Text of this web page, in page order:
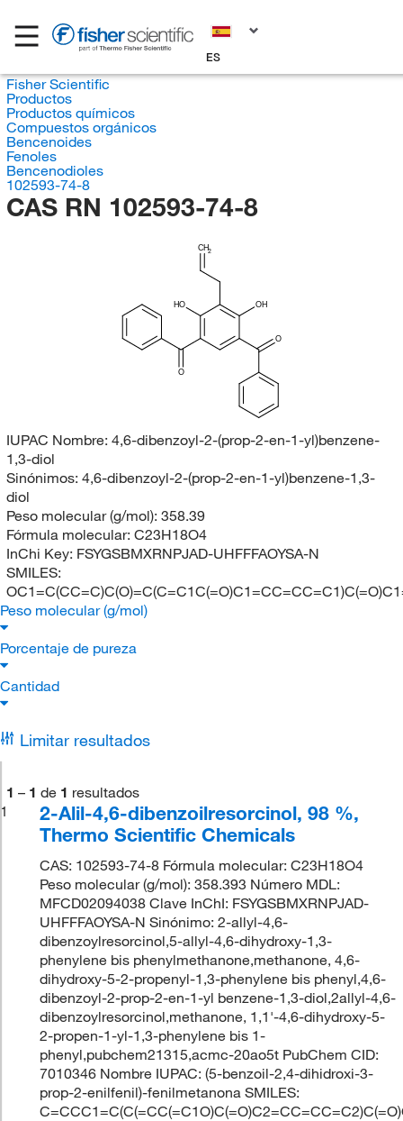
ES
Fisher Scientific
Productos
Productos químicos
Compuestos orgánicos
Bencenoides
Fenoles
Bencenodioles
102593-74-8
CAS RN 102593-74-8
CH2
HO
O
O
OH
IUPAC Nombre: 4,6-dibenzoyl-2-(prop-2-en-1-yl)benzene-
1,3-diol
Sinónimos: 4,6-dibenzoyl-2-(prop-2-en-1-yl)benzene-1,3-
diol
Peso molecular (g/mol): 358.39
Fórmula molecular: C23H18O4
InChi Key: FSYGSBMXRNPJAD-UHFFFAOYSA-N
SMILES:
Peso molecular (g/mol)
Porcentaje de pureza
Cantidad
Limitar resultados
1 – 1 de 1 resultados
1
2-Alil-4,6-dibenzoilresorcinol, 98 %,
Thermo Scientific Chemicals
CAS: 102593-74-8 Fórmula molecular: C23H18O4
Peso molecular (g/mol): 358.393 Número MDL:
MFCD02094038 Clave InChI: FSYGSBMXRNPJAD-
UHFFFAOYSA-N Sinónimo: 2-allyl-4,6-
dibenzoylresorcinol,5-allyl-4,6-dihydroxy-1,3-
phenylene bis phenylmethanone,methanone, 4,6-
dihydroxy-5-2-propenyl-1,3-phenylene bis phenyl,4,6-
dibenzoyl-2-prop-2-en-1-yl benzene-1,3-diol,2allyl-4,6-
dibenzoylresorcinol,methanone, 1,1'-4,6-dihydroxy-5-
2-propen-1-yl-1,3-phenylene bis 1-
phenyl,pubchem21315,acmc-20ao5t PubChem CID:
7010346 Nombre IUPAC: (5-benzoil-2,4-dihidroxi-3-
prop-2-enilfenil)-fenilmetanona SMILES: